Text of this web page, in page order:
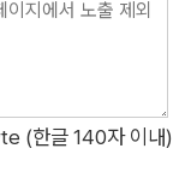
영화, 뮤지컬 등 다
(한글 140자 이내)